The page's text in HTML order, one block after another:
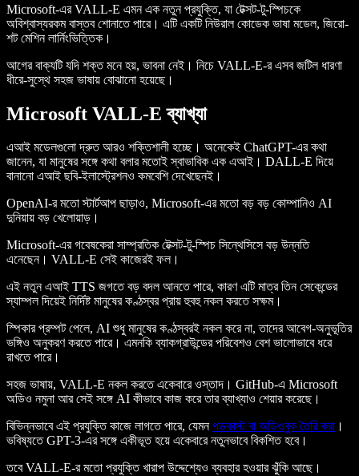
Microsoft-এর VALL-E এমন এক নতুন প্রযুক্তি, যা টেক্সট-টু-স্পিচকে
অবিশ্বাস্যরকম বাস্তব শোনাতে পারে। এটি একটি নিউরাল কোডেক ভাষা মডেল, জিরো-
শট মেশিন লার্নিংভিত্তিক।
আগের বাক্যটি যদি শক্ত মনে হয়, ভাবনা নেই। নিচে VALL-E-র এসব জটিল ধারণা
ধীরে-সুস্থে সহজ ভাষায় বোঝানো হয়েছে।
Microsoft VALL-E ব্যাখ্যা
এআই মডেলগুলো দ্রুত আরও শক্তিশালী হচ্ছে। অনেকেই ChatGPT-এর কথা
জানেন, যা মানুষের সঙ্গে কথা বলার মতোই স্বাভাবিক এক এআই। DALL-E দিয়ে
বানানো এআই ছবি-ইলাস্ট্রেশনও কমবেশি দেখেছেনই।
OpenAI-র মতো স্টার্টআপ ছাড়াও, Microsoft-এর মতো বড় বড় কোম্পানিও AI
দুনিয়ায় বড় খেলোয়াড়।
Microsoft-এর গবেষকেরা সাম্প্রতিক টেক্সট-টু-স্পিচ সিন্থেসিসে বড় উন্নতি
এনেছেন। VALL-E সেই কাজেরই ফল।
এই নতুন এআই TTS জগতে বড় বদল আনতে পারে, কারণ এটি মাত্র তিন সেকেন্ডের
স্যাম্পল দিয়েই নির্দিষ্ট মানুষের কণ্ঠস্বর প্রায় হুবহু নকল করতে সক্ষম।
স্পিকার প্রম্পট পেলে, AI শুধু মানুষের কণ্ঠস্বরই নকল করে না, তাদের আবেগ-অনুভূতির
ভঙ্গিও অনুকরণ করতে পারে। এমনকি ব্যাকগ্রাউন্ডের পরিবেশও বেশ ভালোভাবে ধরে
রাখতে পারে।
সহজ ভাষায়, VALL-E নকল করতে একেবারে ওস্তাদ। GitHub-এ Microsoft
অডিও নমুনা আর সেই সঙ্গে AI কীভাবে কাজ করে তার ব্যাখ্যাও শেয়ার করেছে।
বিভিন্নভাবে এই প্রযুক্তি কাজে লাগতে পারে, যেমনপডকাস্ট বা অডিওবুক তৈরি করা ।
ভবিষ্যতে GPT-3-এর সঙ্গে একীভূত হয়ে একেবারে নতুনভাবে বিকশিত হবে।
তবে VALL-E-র মতো প্রযুক্তি খারাপ উদ্দেশ্যেও ব্যবহার হওয়ার ঝুঁকি আছে।